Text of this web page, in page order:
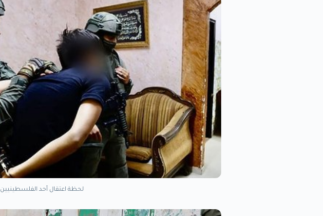
لحظة اعتقال أحد الفلسطينيين